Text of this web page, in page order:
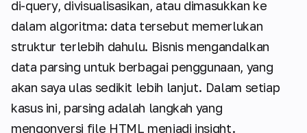
di-query, divisualisasikan, atau dimasukkan ke
dalam algoritma: data tersebut memerlukan
struktur terlebih dahulu. Bisnis mengandalkan
data parsing untuk berbagai penggunaan, yang
akan saya ulas sedikit lebih lanjut. Dalam setiap
kasus ini, parsing adalah langkah yang
mengonversi file HTML menjadi insight.